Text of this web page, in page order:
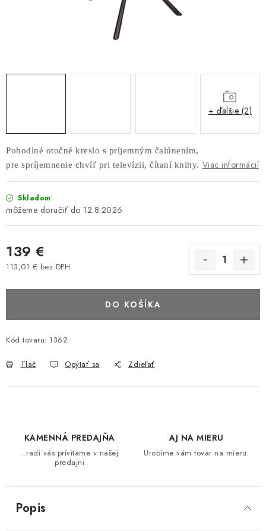
PREDEĽOVACIE STENY SO ŠIKMÝMI LAMELAMI 55°
ZÁVESNÉ HOJDACIE KRESLÁ
BAROVÉ STOLIČKY
VANKÚŠE
LAMELOVÉ ROŠTY DO POSTELE
TABURETKY
KNIŽNICE A REGÁLY
Pohodlné otočné kreslo s príjemným čalúnením,
pre spríjemnenie chvíľ pri televízii, čítaní knihy. Viac informácií
Skladom
12.8.2026
139 €
113,01 € bez DPH
DO KOŠÍKA
Kód tovaru: 1362
Tlač Opýtať sa Zdieľať
+ ďalšie (2)
KAMENNÁ PREDAJŇA
..radi vás prívítame v našej
predajni
AJ NA MIERU
Urobíme vám tovar na mieru.
Popis